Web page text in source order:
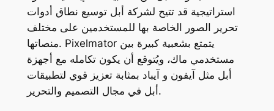
استراتيجية قد تتيح لشركة أبل توسيع نطاق أدوات
تحرير الصور الخاصة بها للمستخدمين على مختلف
منصاتها. Pixelmator يتمتع بشعبية كبيرة بين
مستخدمي ماك، ويُتوقع أن يكون تكامله مع أجهزة
أبل مثل آيفون و آيباد بمثابة تعزيز قوي لتطبيقات
أبل في مجال التصميم والتحرير.